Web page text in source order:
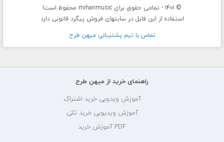
© 1401 - تمامی حقوق برای mihanmusic محفوظ است!
استفاده از این فایل در سایتهای فروش پیگرد قانونی دارد
تماس با تيم پشتيبانی ميهن طرح
راهنمای خرید از میهن طرح
آموزش ویدویی خرید اشتراک
آموزش ویدیویی خرید تکی
PDF آموزش خرید